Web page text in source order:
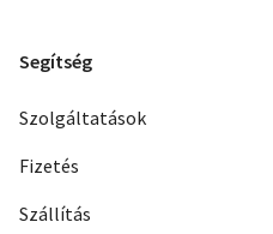
Segítség
Szolgáltatások
Fizetés
Szállítás